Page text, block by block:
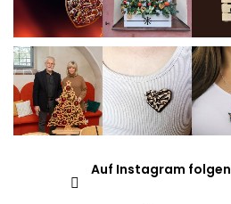
Auf Instagram folgen